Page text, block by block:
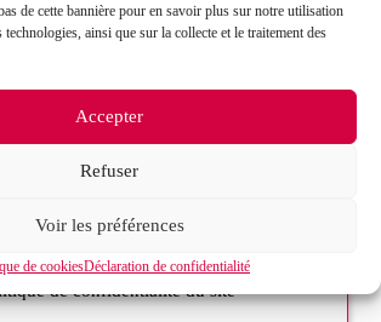
de cette bannière pour en savoir plus sur notre utilisation
technologies, ainsi que sur la collecte et le traitement des
Accepter
Refuser
Voir les préférences
de cookiesDéclaration de confidentialité
que mes données soient traitées en accord
de confidentialité du site*